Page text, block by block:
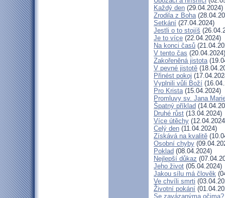
Každý den (29.04.2024)
Zrodila z Boha
Setkání (27.04.2024)
Jestli o to stojíš
Je to více (22.04.2024)
Na konci časů
V tento čas (20.04.2024)
Zakořeněná jistota
V pevné jistotě
Přinést pokoj
Vyplnili vůli Boží
Pro Krista(15.04.2024)
Promluvy sv. Jana
Špatný příklad
Druhé růst (13.04.2024)
Více útěchy
Celý den (11.04.2024)
Získává na kvalitě
Osobní chyby
Poklad (08.04.2024)
Nejlepší důkaz
Jeho život (05.04.2024)
Jakou sílu má člověk
Ve chvíli smrti
Životní pokání
Se zavázanýma očima?